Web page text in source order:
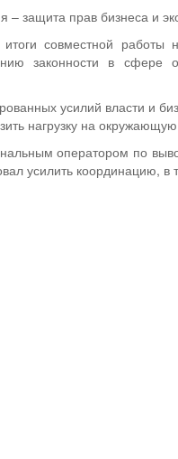
– защита прав бизнеса и
итоги совместной
законности в сфере
усилий власти и
нагрузку на
оператором по
усилить координацию, в